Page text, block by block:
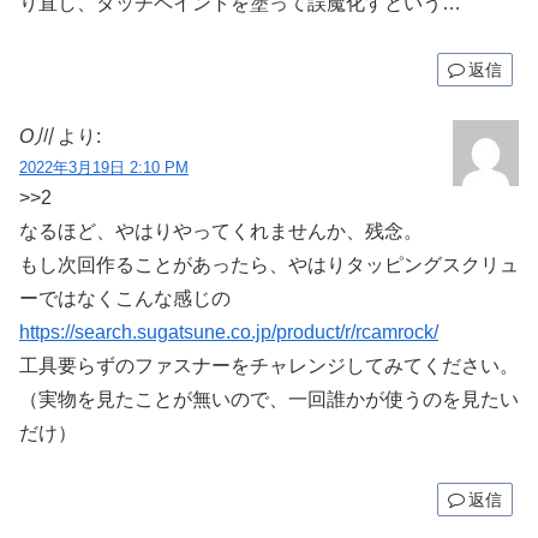
返信
O川 より:
2022年3月19日 2:10 PM
>>2
なるほど、やはりやってくれませんか、残念。
もし次回作ることがあったら、やはりタッピングスクリュ
ーではなくこんな感じの
https://search.sugatsune.co.jp/product/r/rcamrock/
工具要らずのファスナーをチャレンジしてみてください。
（実物を見たことが無いので、一回誰かが使うのを見たい
だけ）
返信